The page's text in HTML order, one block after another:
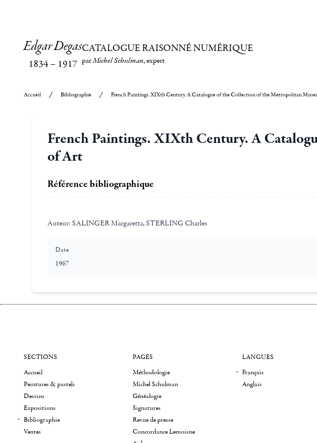
Edgar Degas
1834– 1917
CATALOGUE RAISONNÉ NUMÉRIQUE
parMichel Schulman, expert
Accueil Bibliographie French Paintings. XIXth Century. A Catalogue of the Collection of the Metropolitan
French Paintings. XIXth Century. A
of Art
Référence bibliographique
Auteur: SALINGER Margaretta, STERLING Charles
Date
1967
SECTIONS
Accueil
Peintures & pastels
Dessins
Expositions
Bibliographie
Ventes
PAGES
Méthodologie
Michel Schulman
Généalogie
Signatures
Revue de presse
Concordance Lemoisne
LANGUES
Français
Anglais